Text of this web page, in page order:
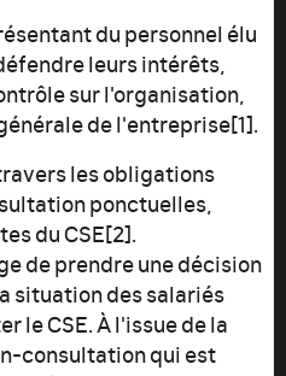
du personnel élu
leurs intérêts,
sur l'organisation,
de l'entreprise[1].
les obligations
ponctuelles,
du CSE[2].
de prendre une décision
situation des salariés
le CSE. À l'issue de la
consultation qui est